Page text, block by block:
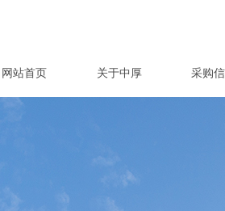
网站首页 关于中厚 采购